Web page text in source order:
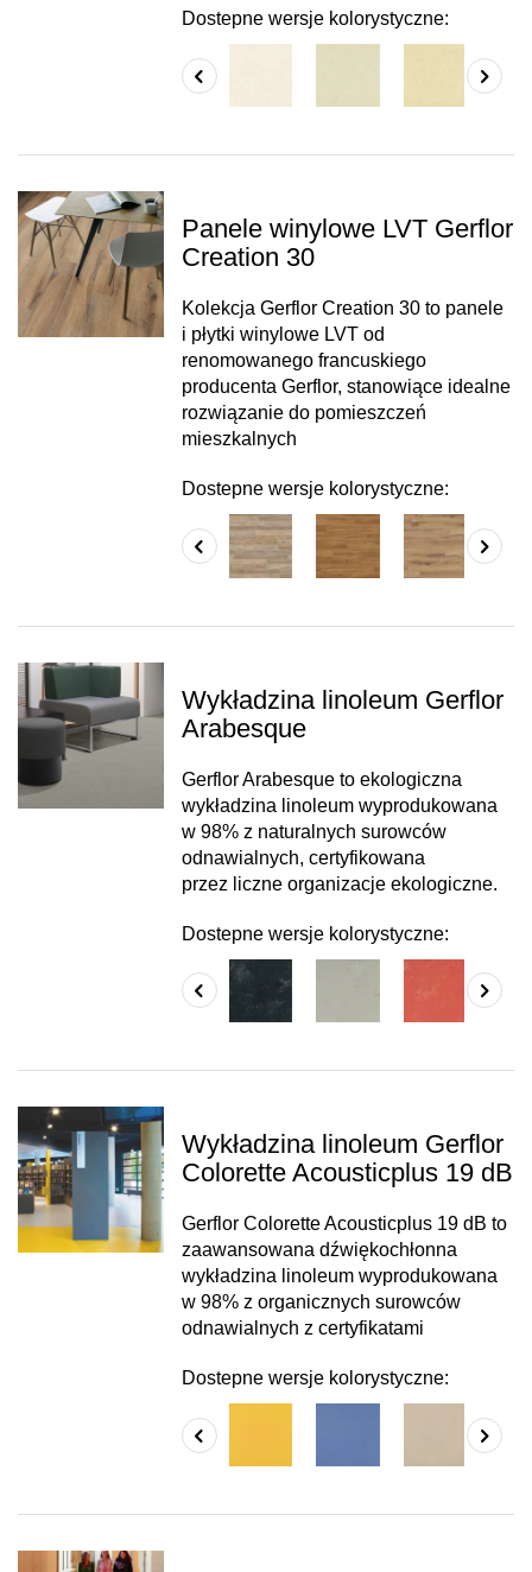
Dostepne wersje kolorystyczne:
Panele winylowe LVT Gerflor
Creation 30
Kolekcja Gerflor Creation 30 to panele
i płytki winylowe LVT od
renomowanego francuskiego
producenta Gerflor, stanowiące idealne
rozwiązanie do pomieszczeń
mieszkalnych
Dostepne wersje kolorystyczne:
Wykładzina linoleum Gerflor
Arabesque
Gerflor Arabesque to ekologiczna
wykładzina linoleum wyprodukowana
w 98% z naturalnych surowców
odnawialnych, certyfikowana
przez liczne organizacje ekologiczne.
Dostepne wersje kolorystyczne:
Wykładzina linoleum Gerflor
Colorette Acousticplus 19 dB
Gerflor Colorette Acousticplus 19 dB to
zaawansowana dźwiękochłonna
wykładzina linoleum wyprodukowana
w 98% z organicznych surowców
odnawialnych z certyfikatami
Dostepne wersje kolorystyczne: